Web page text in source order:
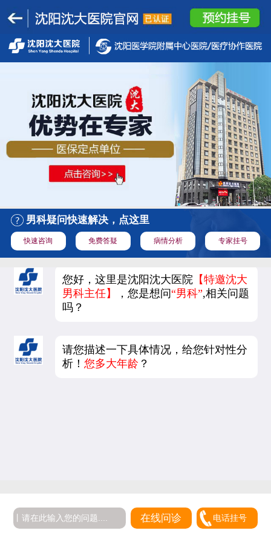
男科疑问快速解决，点这里
快速咨询 免费答疑 病情分析 专家挂号
您好，这里是沈阳沈大医院 【特邀沈大
男科主任】
，您是想问“男科”,相关问题
吗？
请您描述一下具体情况，给您针对性分
析！您多大年龄 ？
在线问诊 电话挂号